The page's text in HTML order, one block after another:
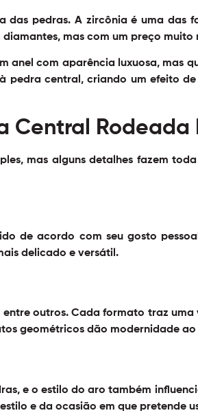
das pedras. A zircônia é uma das
mas com um preço muito
anel com aparência luxuosa, mas
pedra central, criando um efeito
Central Rodeada
mas alguns detalhes fazem
de acordo com seu gosto
delicado e versátil.
outros. Cada formato traz uma
geométricos dão modernidade
e o estilo do aro também
e da ocasião em que pretende